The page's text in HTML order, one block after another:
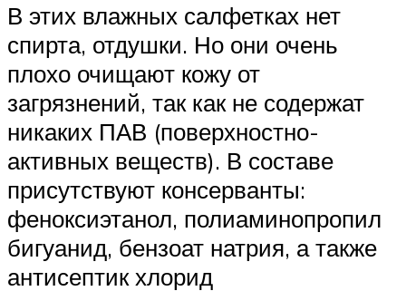
В этих влажных салфетках нет
спирта, отдушки. Но они очень
плохо очищают кожу от
загрязнений, так как не содержат
никаких ПАВ (поверхностно-
активных веществ). В составе
присутствуют консерванты:
феноксиэтанол, полиаминопропил
бигуанид, бензоат натрия, а также
антисептик хлорид